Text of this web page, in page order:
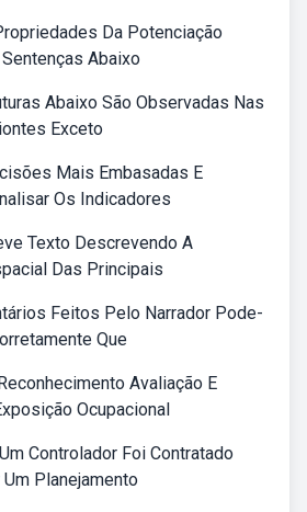
Da Potenciação
Abaixo
Abaixo São Observadas Nas
Exceto
Mais Embasadas E
Os Indicadores
Texto Descrevendo A
Das Principais
Feitos Pelo Narrador Pode-
Que
Avaliação E
Ocupacional
Controlador Foi Contratado
Um Planejamento